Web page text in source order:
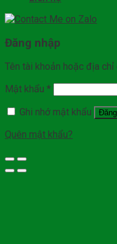
Đăng nhập
Tên tài khoản hoặc địa chỉ
Mật khẩu *
Ghi nhớ mật khẩu
Quên mật khẩu?